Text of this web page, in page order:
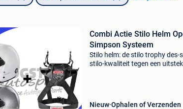
Combi Actie Stilo Helm
Simpson Systeem
Stilo helm: de stilo trophy des-
stilo-kwaliteit tegen een
Nieuw Ophalen of Verzenden